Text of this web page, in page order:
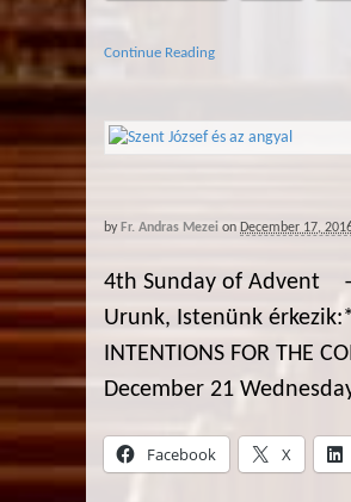
Continue Reading
by Fr. Andras Mezei on December 17,
4th Sunday of Advent –
Urunk, Istenünk
INTENTIONS FOR THE
December 21
Facebook X